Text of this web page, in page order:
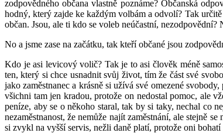
zodpovědného občana vlastně poznáme? Občanská
hodný, který zajde ke každým volbám a odvolí? Tak
občan. Jsou, ale ti kdo se voleb neúčastní,
No a jsme zase na začátku, tak kteří občané jsou
Kdo je asi levicový volič? Tak je to asi člověk méně
ten, který si chce usnadnit svůj život, tím že část své
jako zaměstnanec a krásně si užívá své omezené
všichni tam jen kradou, protože on nedostal pomoc, ale
peníze, aby se o někoho staral, tak by si taky, nechal co
nezaměstnanost, že nemůže najít zaměstnání, ale stejně
si zvykl na vyšší servis, nežli daně platí, protože oni